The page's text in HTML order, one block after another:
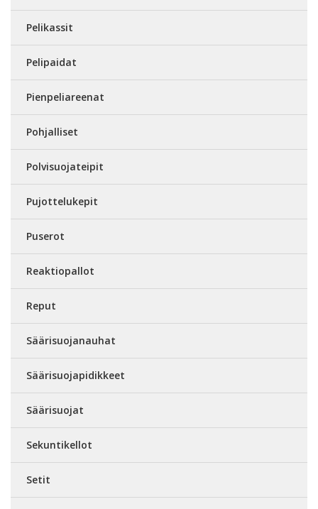
Pelikassit
Pelipaidat
Pienpeliareenat
Pohjalliset
Polvisuojateipit
Pujottelukepit
Puserot
Reaktiopallot
Reput
Säärisuojanauhat
Säärisuojapidikkeet
Säärisuojat
Sekuntikellot
Setit